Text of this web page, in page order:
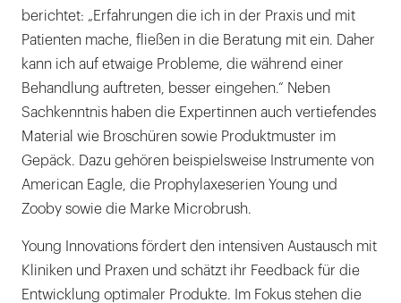
berichtet: „Erfahrungen die ich in der Praxis und mit
Patienten mache, fließen in die Beratung mit ein. Daher
kann ich auf etwaige Probleme, die während einer
Behandlung auftreten, besser eingehen.“ Neben
Sachkenntnis haben die Expertinnen auch vertiefendes
Material wie Broschüren sowie Produktmuster im
Gepäck. Dazu gehören beispielsweise Instrumente von
American Eagle, die Prophylaxeserien Young und
Zooby sowie die Marke Microbrush.
Young Innovations fördert den intensiven Austausch mit
Kliniken und Praxen und schätzt ihr Feedback für die
Entwicklung optimaler Produkte. Im Fokus stehen die